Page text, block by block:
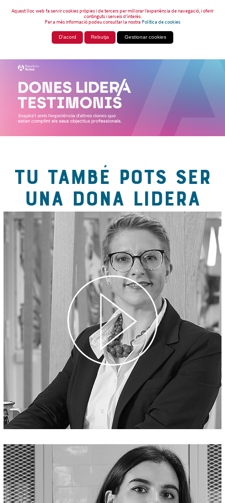
Aquest lloc web fa servir cookies pròpies i de tercers per millorar l’experiència de navegació, i oferir
continguts i serveis d’interès.
Per a més informació podeu consultar la nostraPolítica de cookies
D'acord Rebutja Gestionar cookies
TU TAMBÉ POTS SER
UNA DONA LIDERA